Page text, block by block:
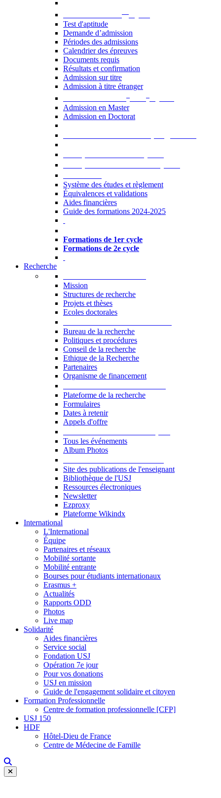
Test d'aptitude
Demande d’admission
Périodes des admissions
Calendrier des épreuves
Documents requis
Résultats et confirmation
Admission sur titre
Admission à titre étranger
Admission en Master
Admission en Doctorat
Système des études et règlement
Équivalences et validations
Aides financières
Guide des formations 2024-2025
Formations de 1er cycle
Formations de 2e cycle
Recherche
Mission
Structures de recherche
Projets et thèses
Ecoles doctorales
Bureau de la recherche
Politiques et procédures
Conseil de la recherche
Ethique de la Recherche
Partenaires
Organisme de financement
Plateforme de la recherche
Formulaires
Dates à retenir
Appels d'offre
Tous les événements
Album Photos
Site des publications de l'enseignant
Bibliothèque de l'USJ
Ressources électroniques
Newsletter
Ezproxy
Plateforme Wikindx
International
L'International
Équipe
Partenaires et réseaux
Mobilité sortante
Mobilité entrante
Bourses pour étudiants internationaux
Erasmus +
Actualités
Rapports ODD
Photos
Live map
Solidarité
Aides financières
Service social
Fondation USJ
Opération 7e jour
Pour vos donations
USJ en mission
Guide de l'engagement solidaire et citoyen
Formation Professionnelle
Centre de formation professionnelle [CFP]
USJ 150
HDF
Hôtel-Dieu de France
Centre de Médecine de Famille